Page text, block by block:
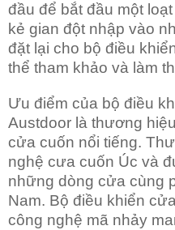
đầu để bắt đầu một
kẻ gian đột nhập vào
đặt lại cho bộ điều
thể tham khảo và làm
Ưu điểm của bộ điều
Austdoor là thương
cửa cuốn nổi tiếng.
nghệ cưa cuốn Úc và
những dòng cửa cùng
Nam. Bộ điều khiển
công nghệ mã nhảy